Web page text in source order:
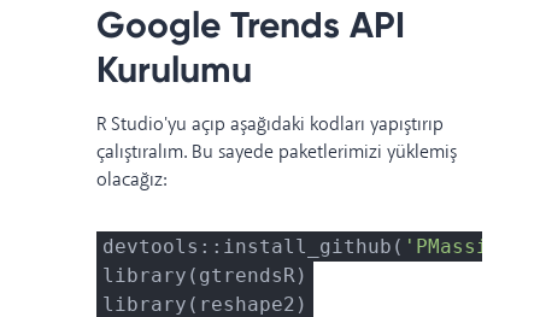
Google Trends API
Kurulumu
R Studio'yu açıp aşağıdaki kodları yapıştırıp
çalıştıralım. Bu sayede paketlerimizi yüklemiş
olacağız:
devtools::install_github(
library(gtrendsR)
library(reshape2)